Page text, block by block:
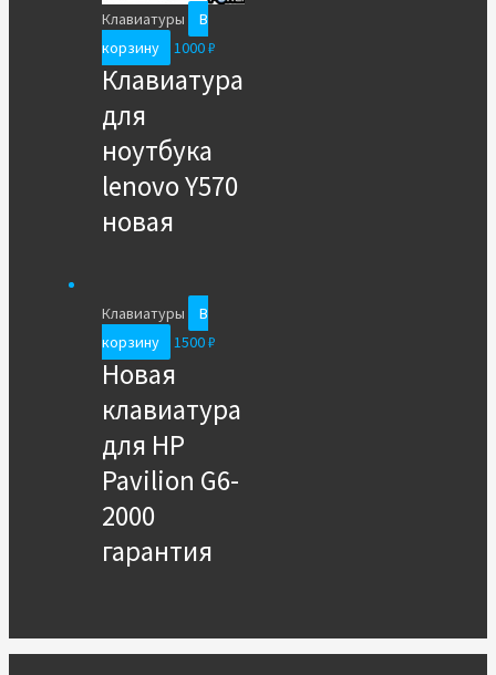
Клавиатуры
В
корзину
1000₽
Клавиатура
для
ноутбука
lenovo Y570
новая
Клавиатуры
В
корзину
1500₽
Новая
клавиатура
для HP
Pavilion G6-
2000
гарантия